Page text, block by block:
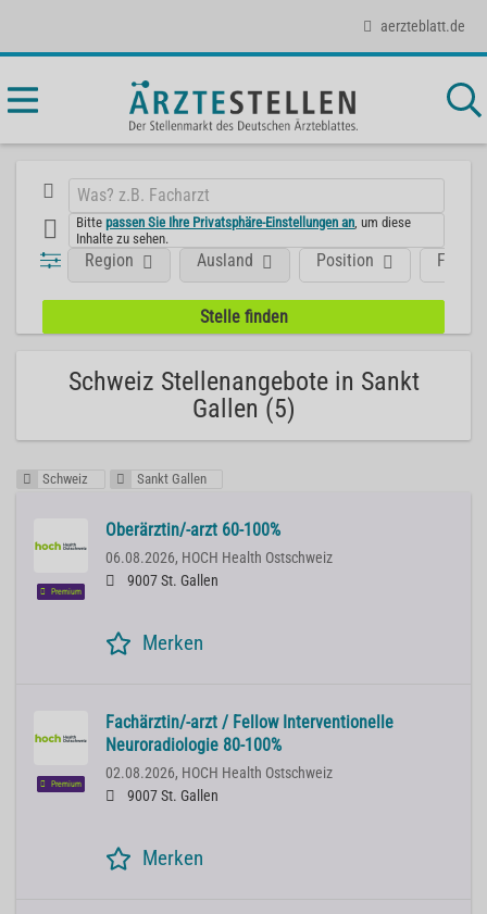
aerzteblatt.de
Bittepassen Sie Ihre Privatsphäre-Einstellungen an , um diese
Inhalte zu sehen.
Position
Region Ausland
Schweiz Stellenangebote in Sankt
Gallen (5)
Schweiz Sankt Gallen
Premium
Oberärztin/-arzt 60-100%
06.08.2026, HOCH Health Ostschweiz
9007 St. Gallen
Merken
Premium
Fachärztin/-arzt / Fellow Interventionelle
Neuroradiologie 80-100%
02.08.2026, HOCH Health Ostschweiz
9007 St. Gallen
Merken